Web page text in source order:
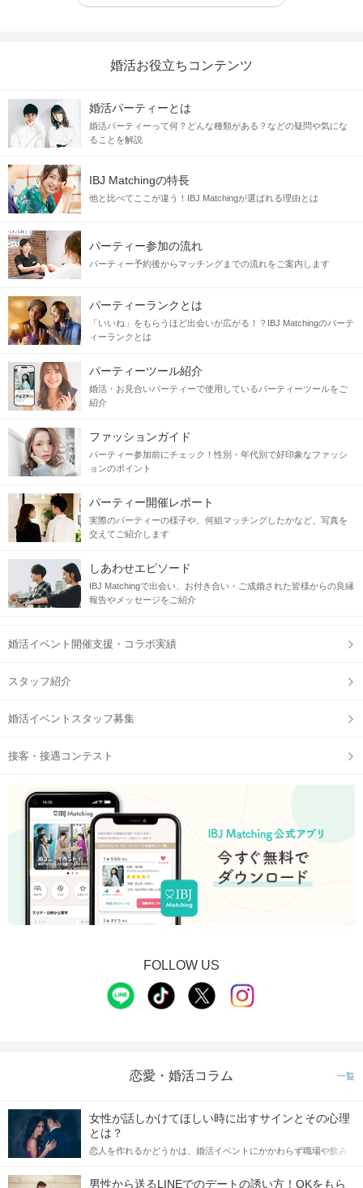
婚活お役立ちコンテンツ
婚活パーティーとは
婚活パーティーって何？どんな種類がある？などの疑問や気にな
ることを解説
IBJ Matchingの特長
他と比べてここが違う！IBJ Matchingが選ばれる理由とは
パーティー参加の流れ
パーティー予約後からマッチングまでの流れをご案内します
パーティーランクとは
「いいね」をもらうほど出会いが広がる！？IBJ Matchingのパーテ
ィーランクとは
パーティーツール紹介
婚活・お見合いパーティーで使用しているパーティーツールをご
紹介
ファッションガイド
パーティー参加前にチェック！性別・年代別で好印象なファッシ
ョンのポイント
パーティー開催レポート
実際のパーティーの様子や、何組マッチングしたかなど、写真を
交えてご紹介します
しあわせエピソード
IBJ Matchingで出会い、お付き合い・ご成婚された皆様からの良縁
報告やメッセージをご紹介
婚活イベント開催支援・コラボ実績
スタッフ紹介
婚活イベントスタッフ募集
接客・接遇コンテスト
FOLLOW US
恋愛・婚活コラム 一覧
女性が話しかけてほしい時に出すサインとその心理
とは？
恋人を作れるかどうかは、婚活イベントにかかわらず職場や飲み
てアプローチできるかにも左右されます。 これから恋人作りを本
男性から送るLINEでのデートの誘い方！OKをもら